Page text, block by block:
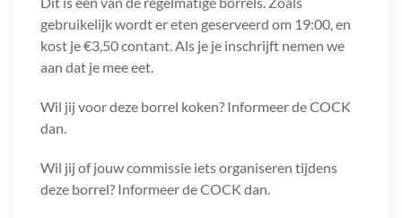
gebruikelijk wordt er eten geserveerd om 19:00, en
kost je €3,50 contant. Als je je inschrijft nemen we
aan dat je mee eet.
Wil jij voor deze borrel koken? Informeer de COCK
dan.
Wil jij of jouw commissie iets organiseren tijdens
deze borrel? Informeer de COCK dan.